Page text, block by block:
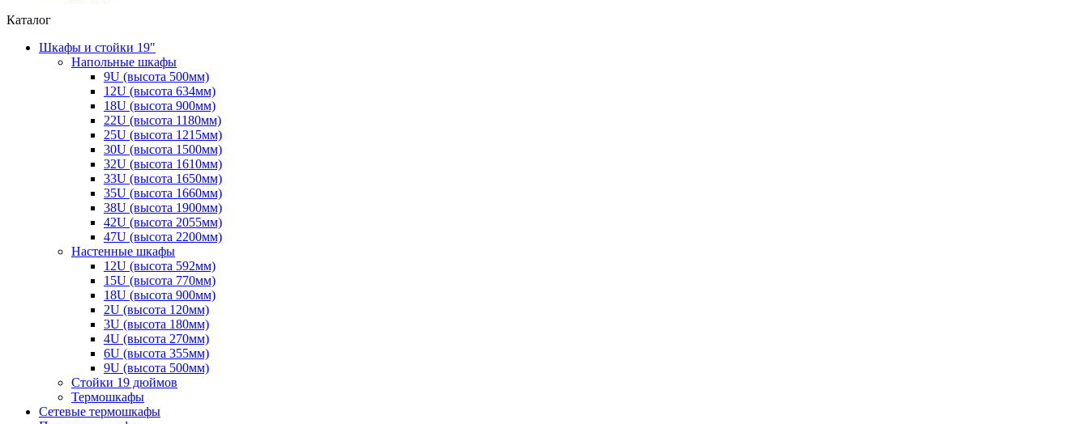
Каталог
Шкафы и стойки 19"
Напольные шкафы
9U (высота 500мм)
12U (высота 634мм)
18U (высота 900мм)
22U (высота 1180мм)
25U (высота 1215мм)
30U (высота 1500мм)
32U (высота 1610мм)
33U (высота 1650мм)
35U (высота 1660мм)
38U (высота 1900мм)
42U (высота 2055мм)
47U (высота 2200мм)
Настенные шкафы
12U (высота 592мм)
15U (высота 770мм)
18U (высота 900мм)
2U (высота 120мм)
3U (высота 180мм)
4U (высота 270мм)
6U (высота 355мм)
9U (высота 500мм)
Стойки 19 дюймов
Термошкафы
Сетевые термошкафы